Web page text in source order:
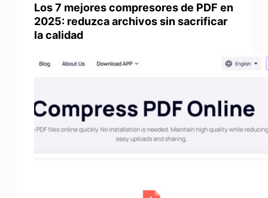
Los 7 mejores compresores de PDF en
2025: reduzca archivos sin sacrificar
la calidad